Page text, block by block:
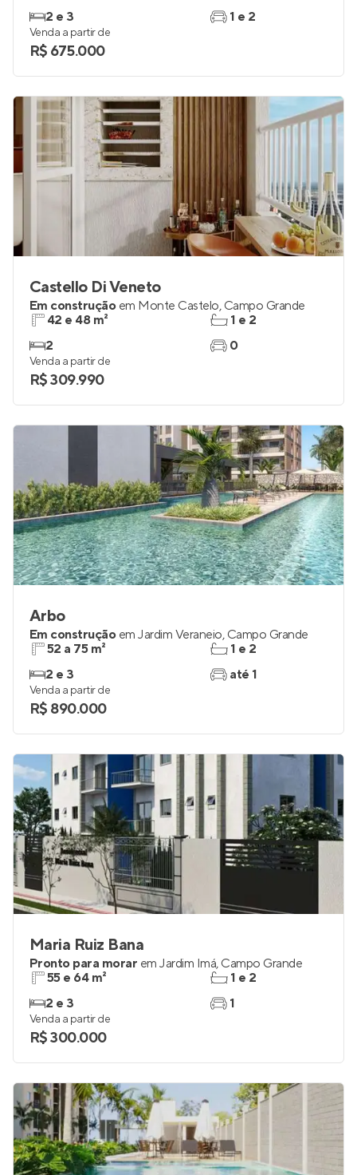
2 e 3
1 e 2
Venda a partir de
R$ 675.000
Castello Di Veneto
Em construção em Monte Castelo, Campo Grande
42 e 48 m²
2
1 e 2
0
Venda a partir de
R$ 309.990
Arbo
Em construção em Jardim Veraneio, Campo Grande
52 a 75 m²
2 e 3
1 e 2
até 1
Venda a partir de
R$ 890.000
Maria Ruiz Bana
Pronto para morar em Jardim Imá, Campo Grande
55 e 64 m²
2 e 3
1 e 2
1
Venda a partir de
R$ 300.000